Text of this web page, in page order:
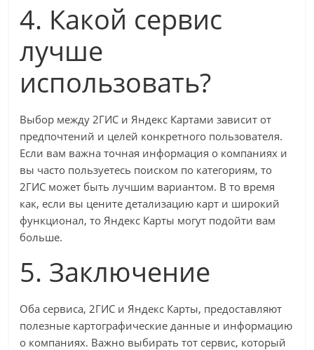
4. Какой сервис
лучше
использовать?
Выбор между 2ГИС и Яндекс Картами зависит от
предпочтений и целей конкретного пользователя.
Если вам важна точная информация о компаниях и
вы часто пользуетесь поиском по категориям, то
2ГИС может быть лучшим вариантом. В то время
как, если вы цените детализацию карт и широкий
функционал, то Яндекс Карты могут подойти вам
больше.
5. Заключение
Оба сервиса, 2ГИС и Яндекс Карты, предоставляют
полезные картографические данные и информацию
о компаниях. Важно выбирать тот сервис, который